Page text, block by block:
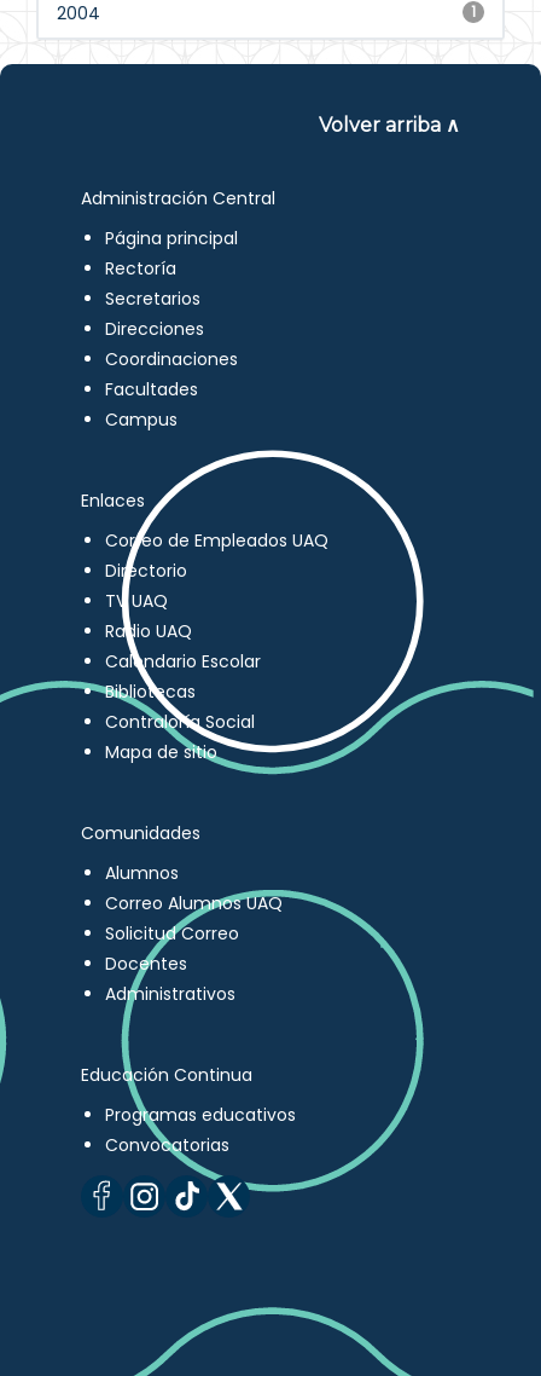
1
2004
Volver arriba ∧
Administración Central
Página principal
Rectoría
Secretarios
Direcciones
Coordinaciones
Facultades
Campus
Enlaces
Correo de Empleados UAQ
Directorio
TV UAQ
Radio UAQ
Calendario Escolar
Bibliotecas
Contraloría Social
Mapa de sitio
Comunidades
Alumnos
Correo Alumnos UAQ
Solicitud Correo
Docentes
Administrativos
Educación Continua
Programas educativos
Convocatorias